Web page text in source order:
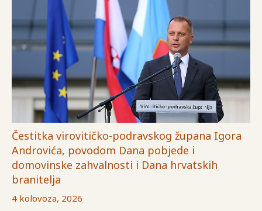
Čestitka virovitičko-podravskog župana Igora
Androvića, povodom Dana pobjede i
domovinske zahvalnosti i Dana hrvatskih
branitelja
4 kolovoza, 2026